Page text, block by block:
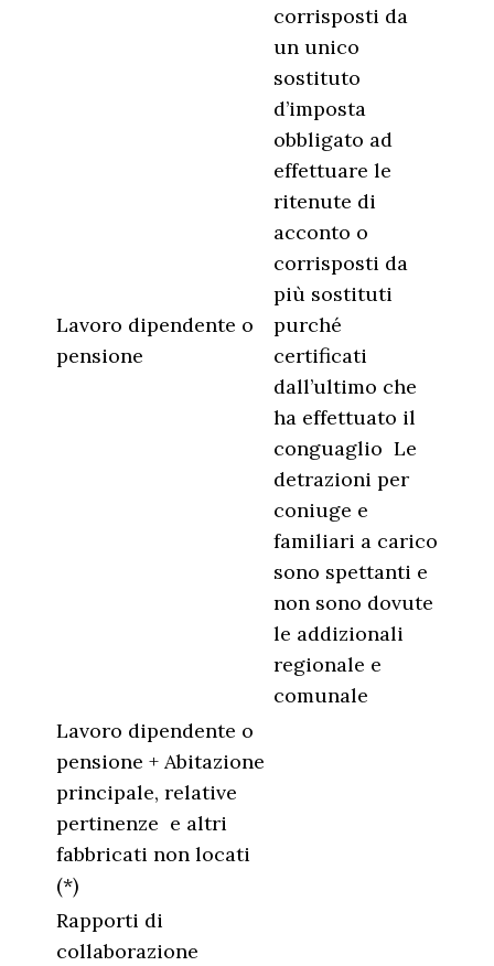
Lavoro dipendente o
pensione
corrisposti da
un unico
sostituto
d’imposta
obbligato ad
effettuare le
ritenute di
acconto o
corrisposti da
più sostituti
purché
certificati
dall’ultimo che
ha effettuato il
conguaglio Le
detrazioni per
coniuge e
familiari a carico
sono spettanti e
non sono dovute
le addizionali
regionale e
comunale
Lavoro dipendente o
pensione + Abitazione
principale, relative
pertinenze e altri
fabbricati non locati
(*)
Rapporti di
collaborazione